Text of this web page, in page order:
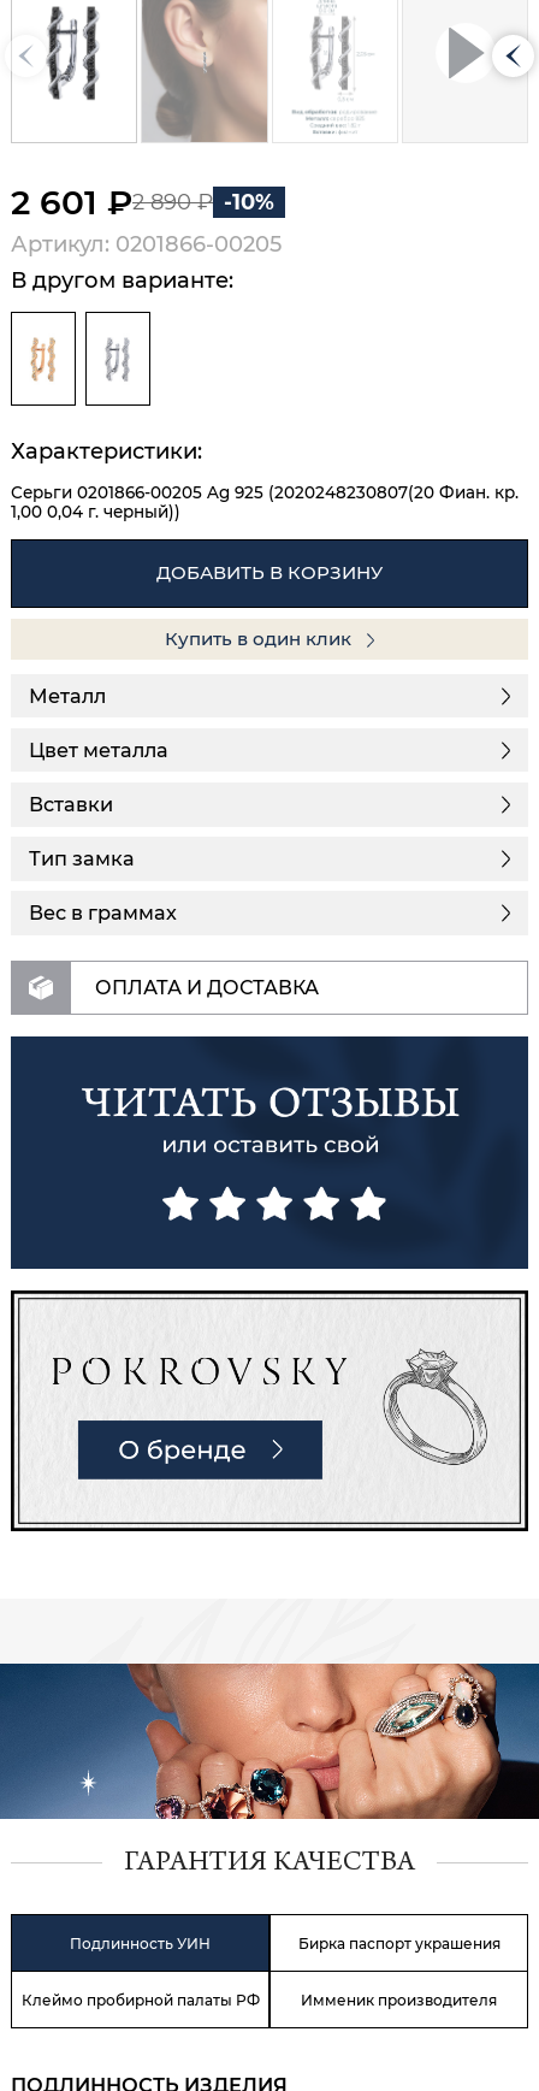
2 601 ₽2 890 ₽ -10%
Артикул: 0201866-00205
В другом варианте:
Характеристики:
Серьги 0201866-00205 Ag 925 (2020248230807(20 Фиан. кр.
1,00 0,04 г. черный))
ДОБАВИТЬ В КОРЗИНУ
Купить в один клик
Металл
Цвет металла
Вставки
Тип замка
Вес в граммах
ОПЛАТА И ДОСТАВКА
ГАРАНТИЯ КАЧЕСТВА
Подлинность УИН Бирка паспорт украшения
Клеймо пробирной палаты РФ Имменик производителя
ПОДЛИННОСТЬ ИЗДЕЛИЯ